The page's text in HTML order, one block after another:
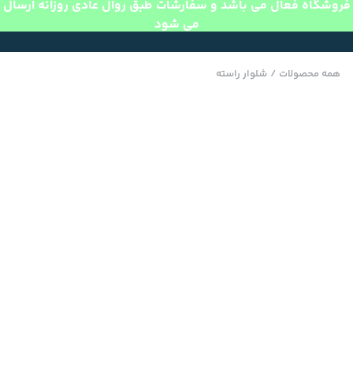
فروشگاه فعال می باشد و سفارشات طبق روال عادی روزانه ارسال
می شود
همه محصولات / شلوار راسته